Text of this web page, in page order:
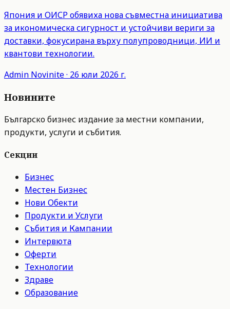
Япония и ОИСР обявиха нова съвместна инициатива
за икономическа сигурност и устойчиви вериги за
доставки, фокусирана върху полупроводници, ИИ и
квантови технологии.
Admin Novinite· 26 юли 2026 г.
Новините
Българско бизнес издание за местни компании,
продукти, услуги и събития.
Секции
Бизнес
Местен Бизнес
Нови Обекти
Продукти и Услуги
Събития и Кампании
Интервюта
Оферти
Технологии
Здраве
Образование